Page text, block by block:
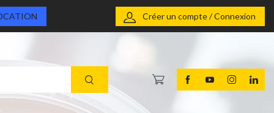
Créer un compte / Connexion